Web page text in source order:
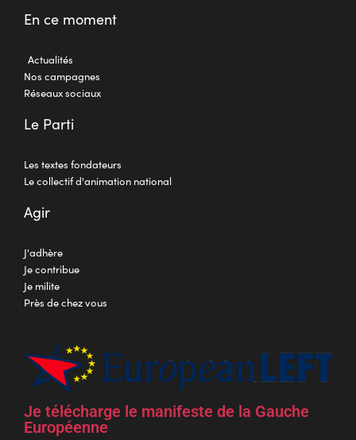
En ce moment
Actualités
Nos campagnes
Réseaux sociaux
Le Parti
Les textes fondateurs
Le collectif d'animation national
Agir
J'adhère
Je contribue
Je milite
Près de chez vous
Je télécharge le manifeste de la Gauche
Européenne